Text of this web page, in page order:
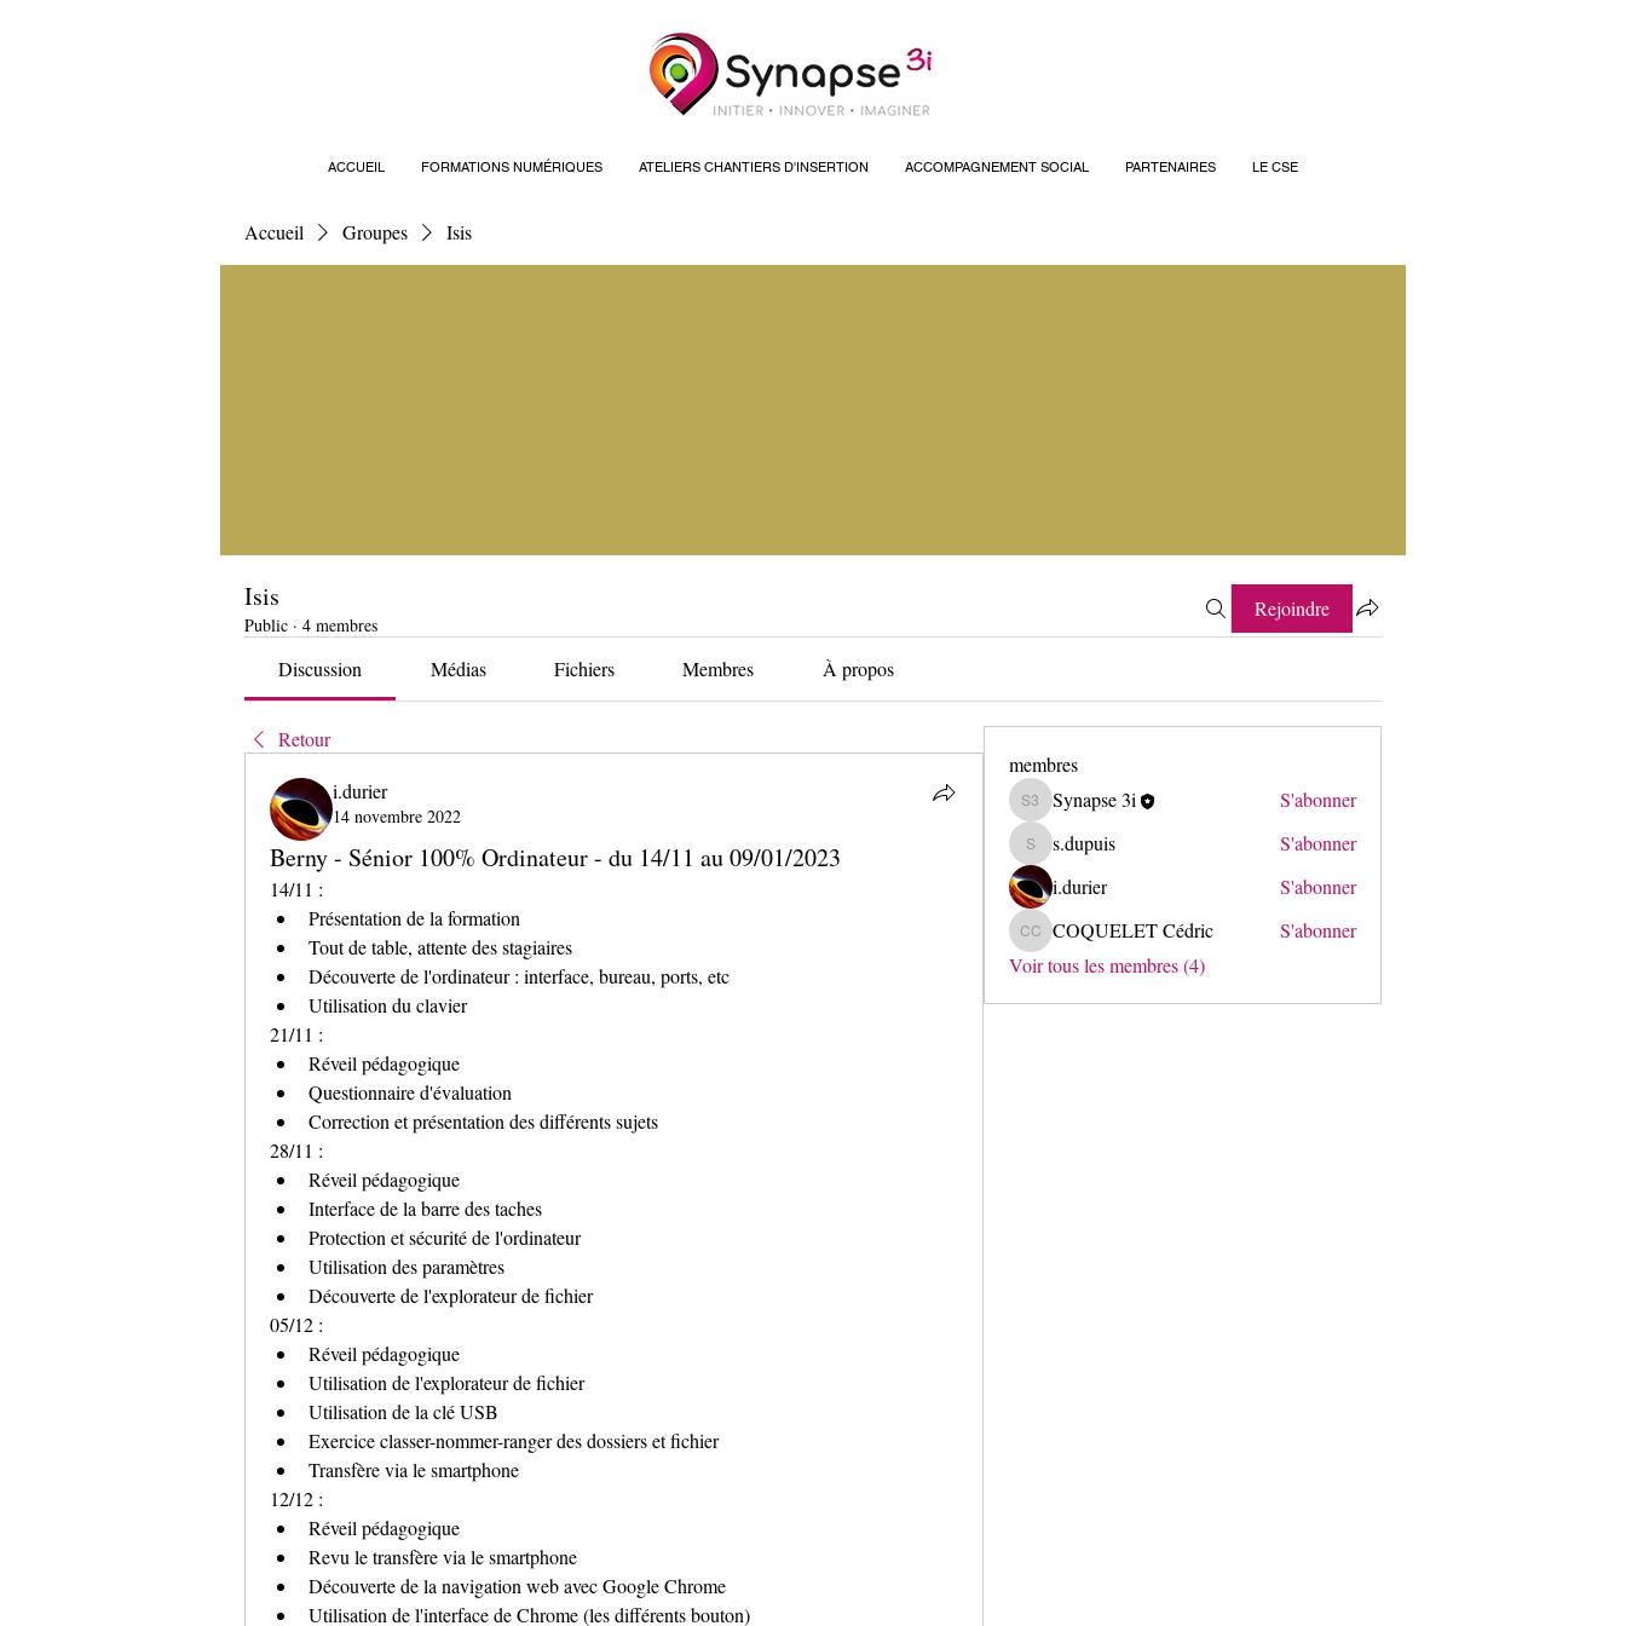
ACCUEIL FORMATIONS NUMÉRIQUES ATELIERS CHANTIERS D'INSERTION ACCOMPAGNEMENT SOCIAL PARTENAIRES LE CSE
Accueil Groupes Isis
Isis
Public · 4 membres
Rejoindre
Discussion Médias Fichiers Membres À propos
Retour
i.durier
14 novembre 2022
Berny - Sénior 100% Ordinateur - du 14/11 au 09/01/2023
14/11 :
Présentation de la formation
Tout de table, attente des stagiaires
Découverte de l'ordinateur : interface, bureau, ports, etc
Utilisation du clavier
21/11 :
Réveil pédagogique
Questionnaire d'évaluation
Correction et présentation des différents sujets
28/11 :
Réveil pédagogique
Interface de la barre des taches
Protection et sécurité de l'ordinateur
Utilisation des paramètres
Découverte de l'explorateur de fichier
05/12 :
Réveil pédagogique
Utilisation de l'explorateur de fichier
Utilisation de la clé USB
Exercice classer-nommer-ranger des dossiers et fichier
Transfère via le smartphone
12/12 :
Réveil pédagogique
Revu le transfère via le smartphone
Découverte de la navigation web avec Google Chrome
Utilisation de l'interface de Chrome (les différents bouton)
membres
Synapse 3i
Synapse 3i S'abonner
s.dupuis
s.dupuis
S'abonner
i.durier
S'abonner
COQUELET Cédric
COQUELET Cédric
S'abonner
Voir tous les membres (4)